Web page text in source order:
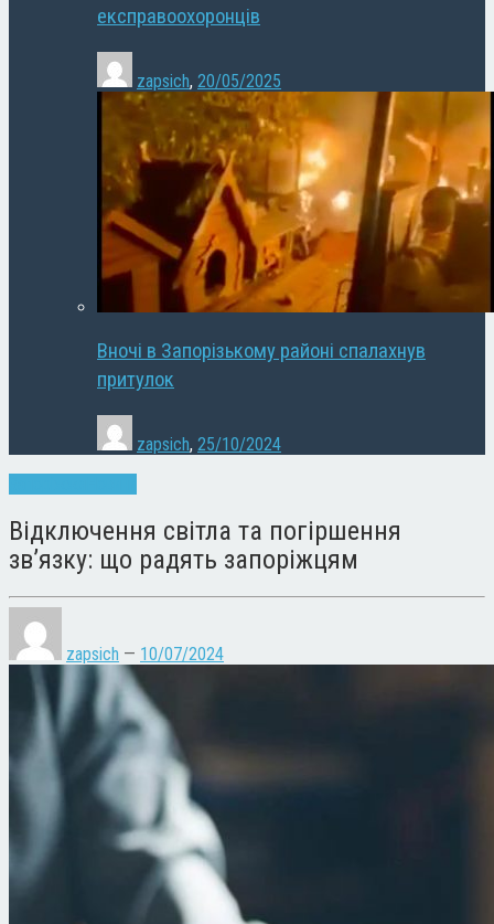
експравоохоронців
zapsich, 20/05/2025
Вночі в Запорізькому районі спалахнув
притулок
zapsich, 25/10/2024
Відключення світла та погіршення
зв’язку: що радять запоріжцям
zapsich — 10/07/2024